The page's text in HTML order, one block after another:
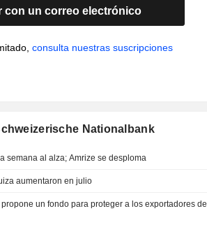
con un correo electrónico
consulta nuestras suscripciones
Nationalbank
semana al alza; Amrize se desploma
aumentaron en julio
un fondo para proteger a los exportadores de